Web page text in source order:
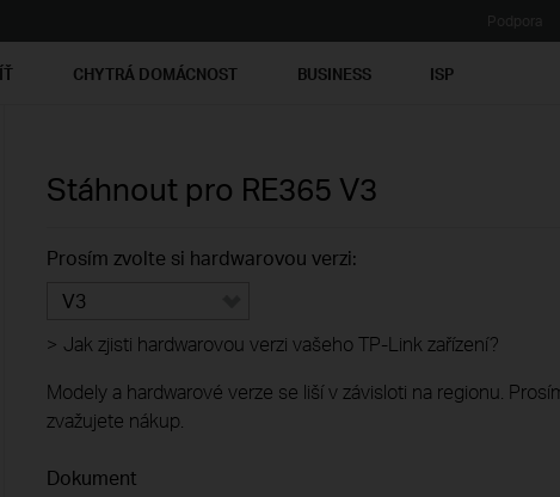
CHYTRÁ DOMÁCNOST BUSINESS ISP
Stáhnout pro RE365 V3
Prosím zvolte si hardwarovou verzi:
V3
> Jak zjisti hardwarovou verzi vašeho TP-Link zařízení?
Modely a hardwarové verze se liší v závisloti na regionu.
zvažujete nákup.
Dokument